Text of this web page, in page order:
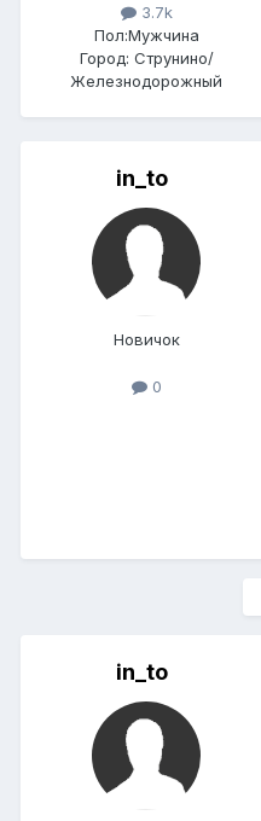
3.7k
Пол:Мужчина
Город: Струнино/
Железнодорожный
in_to
Новичок
0
in_to